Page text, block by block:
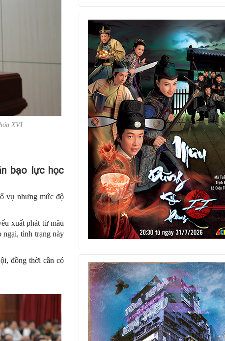
XVI
bạo lực học
vụ nhưng mức độ
xuất phát từ mâu
ngại, tình trạng này
đồng thời cần có